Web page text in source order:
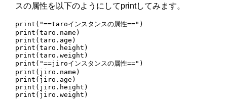
スの属性を以下のようにしてprintしてみます。
print("==taroインスタンスの属性==")
print(taro.name)
print(taro.age)
print(taro.height)
print(taro.weight)
print("==jiroインスタンスの属性==")
print(jiro.name)
print(jiro.age)
print(jiro.height)
print(jiro.weight)